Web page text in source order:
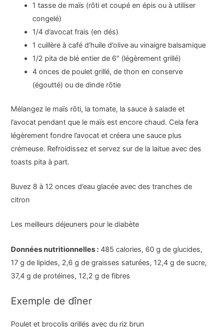
1 tasse de maïs (rôti et coupé en épis ou à utiliser
congelé)
1/4 d’avocat frais (en dés)
1 cuillère à café d’huile d’olive au vinaigre balsamique
1/2 pita de blé entier de 6″ (légèrement grillé)
4 onces de poulet grillé, de thon en conserve
(égoutté) ou de dinde rôtie
Mélangez le maïs rôti, la tomate, la sauce à salade et
l’avocat pendant que le maïs est encore chaud. Cela fera
légèrement fondre l’avocat et créera une sauce plus
crémeuse. Refroidissez et servez sur de la laitue avec des
toasts pita à part.
Buvez 8 à 12 onces d’eau glacée avec des tranches de
citron
Les meilleurs déjeuners pour le diabète
Données nutritionnelles : 485 calories, 60 g de glucides,
17 g de lipides, 2,6 g de graisses saturées, 12,4 g de sucre,
37,4 g de protéines, 12,2 g de fibres
Exemple de dîner
Poulet et brocolis grillés avec du riz brun